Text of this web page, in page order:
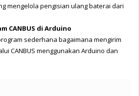
mengelola pengisian ulang baterai dari
CANBUS di Arduino
sederhana bagaimana mengirim
CANBUS menggunakan Arduino dan